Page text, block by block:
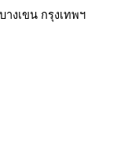
งเขน กรุงเทพฯ